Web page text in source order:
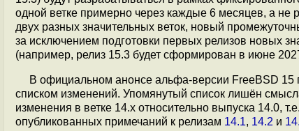
одной ветке примерно через каждые 6 месяцев, а не
двух разных значительных веток, новый
за исключением подготовки первых релизов новых
(например, релиз 15.3 будет сформирован в июне
В официальном анонсе альфа-версии FreeBSD 15
списком изменений. Упомянутый список лишён
изменения в ветке 14.x относительно выпуска 14.0,
опубликованных примечаний к релизам 14.1, 14.2 и